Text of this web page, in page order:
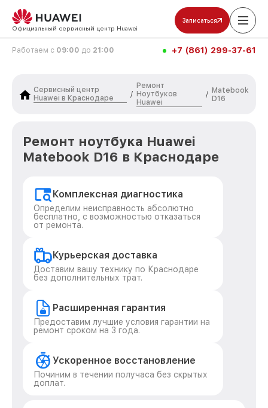
Официальный сервисный центр Huawei
Записаться
Работаем с 09:00 до 21:00 +7 (861) 299-37-61
Сервисный центр
Huawei в Краснодаре
/
Ремонт
Ноутбуков
Huawei
/ Matebook
D16
Ремонт ноутбука Huawei
Matebook D16 в Краснодаре
Комплексная диагностика
Определим неисправность абсолютно
бесплатно, с возможностью отказаться
от ремонта.
Курьерская доставка
Доставим вашу технику по Краснодаре
без дополнительных трат.
Расширенная гарантия
Предоставим лучшие условия гарантии на
ремонт сроком на 3 года.
Ускоренное восстановление
Починим в течении получаса без скрытых
доплат.